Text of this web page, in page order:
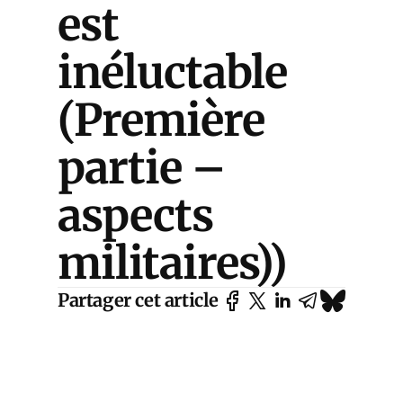
est
inéluctable
(Première
partie –
aspects
militaires))
Partager cet article